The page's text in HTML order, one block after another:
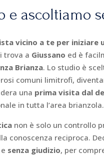
e ascoltiamo
vicino a te per iniziare
trova a Giussano ed è
Brianza. Lo studio è
comuni limitrofi,
una prima visita dal
in tutta l’area brianzola.
non è solo un controllo
conoscenza reciproca.
e senza giudizio, per